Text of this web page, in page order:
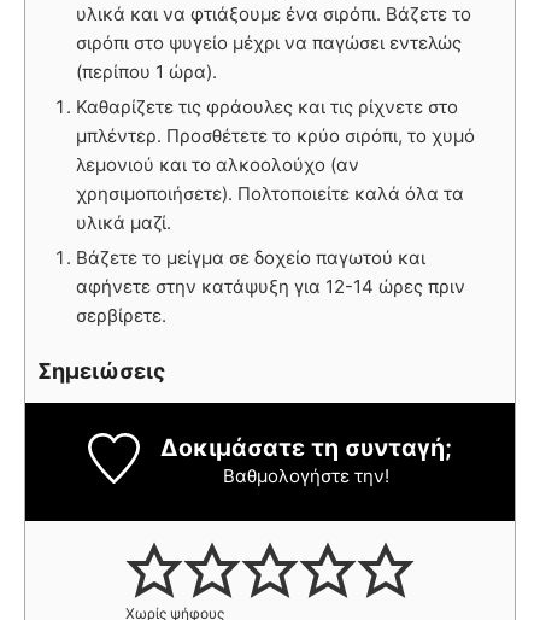
υλικά και να φτιάξουμε ένα σιρόπι. Βάζετε το
σιρόπι στο ψυγείο μέχρι να παγώσει εντελώς
(περίπου 1 ώρα).
Καθαρίζετε τις φράουλες και τις ρίχνετε στο
μπλέντερ. Προσθέτετε το κρύο σιρόπι, το χυμό
λεμονιού και το αλκοολούχο (αν
χρησιμοποιήσετε). Πολτοποιείτε καλά όλα τα
υλικά μαζί.
Βάζετε το μείγμα σε δοχείο παγωτού και
αφήνετε στην κατάψυξη για 12-14 ώρες πριν
σερβίρετε.
Σημειώσεις
Δοκιμάσατε τη συνταγή;
Βαθμολογήστε την!
Χωρίς ψήφους